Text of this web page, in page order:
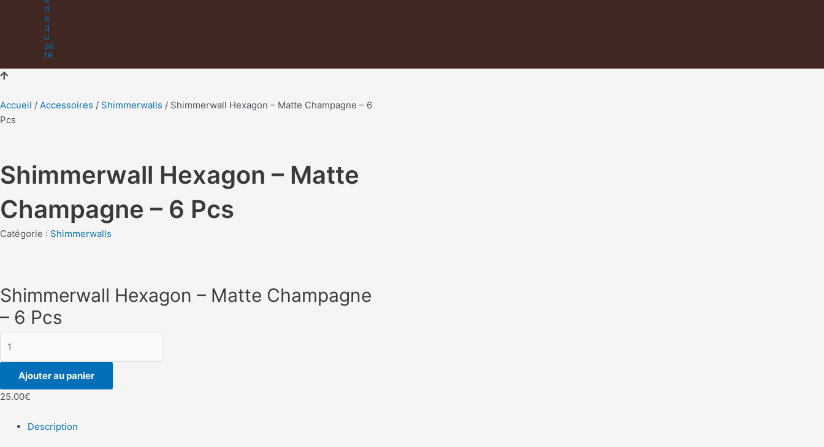
Accueil / Accessoires / Shimmerwalls / Shimmerwall Hexagon – Matte Champagne – 6
Pcs
Shimmerwall Hexagon – Matte
Champagne – 6 Pcs
Catégorie : Shimmerwalls
Shimmerwall Hexagon – Matte Champagne
– 6 Pcs
de
Hexagon
-
Champagne
Ajouter au panier
25.00€
Description